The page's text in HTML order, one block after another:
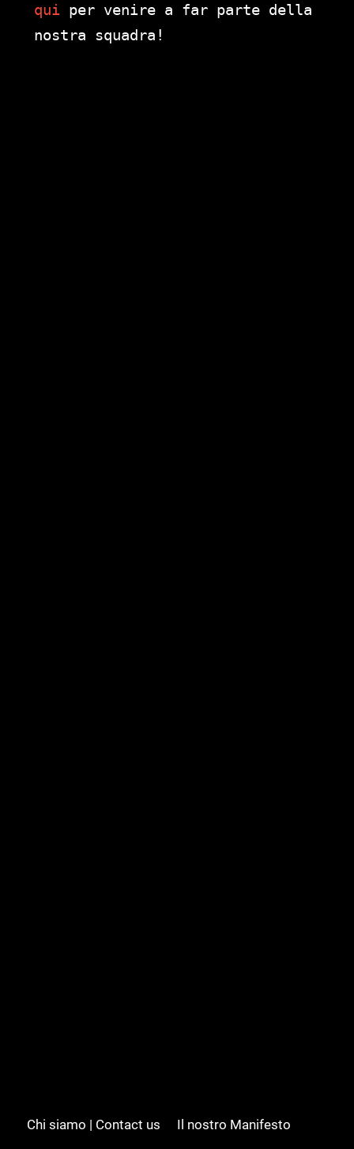
qui per venire a far parte della
nostra squadra!
Chi siamo | Contact us
Il nostro Manifesto